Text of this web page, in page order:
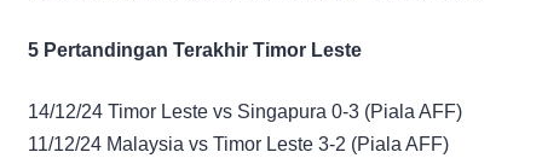
5 Pertandingan Terakhir Timor Leste
14/12/24 Timor Leste vs Singapura 0-3 (Piala AFF)
11/12/24 Malaysia vs Timor Leste 3-2 (Piala AFF)